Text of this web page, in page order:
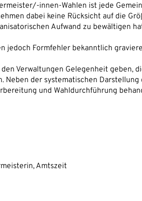
innen-Wahlen ist jede
dabei keine Rücksicht auf die
Aufwand zu bewältigen
jedoch Formfehler bekanntlich
Verwaltungen Gelegenheit geben,
der systematischen Darstellung
und Wahldurchführung
Amtszeit